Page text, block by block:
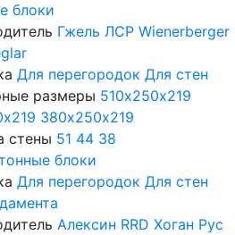
блоки
Гжель ЛСР Wienerberger
Для перегородок Для стен
размеры 510х250х219
380х250х219
стены 51 44 38
блоки
Для перегородок Для стен
Алексин RRD Хоган Рус